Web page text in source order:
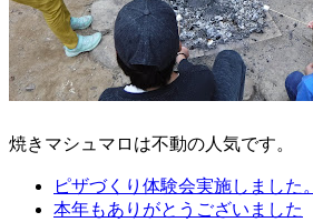
焼きマシュマロは不動の人気です。
ピザづくり体験会実施しました。
本年もありがとうございました